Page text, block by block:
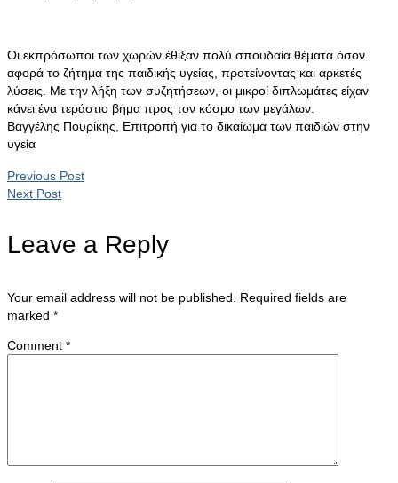
Οι εκπρόσωποι των χωρών έθιξαν πολύ σπουδαία θέματα όσον
αφορά το ζήτημα της παιδικής υγείας, προτείνοντας και αρκετές
λύσεις. Με την λήξη των συζητήσεων, οι μικροί διπλωμάτες είχαν
κάνει ένα τεράστιο βήμα προς τον κόσμο των μεγάλων.
Βαγγέλης Πουρίκης, Επιτροπή για το δικαίωμα των παιδιών στην
υγεία
Previous Post
Next Post
Leave a Reply
Your email address will not be published.
Required fields are
marked *
Comment *